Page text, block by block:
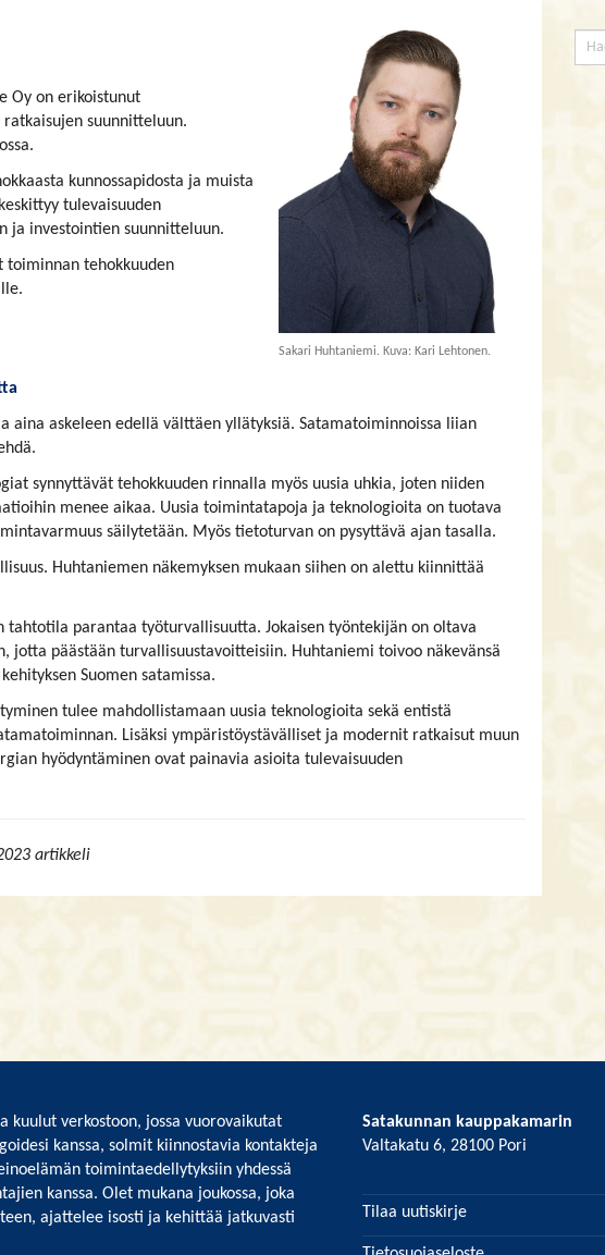
Oy on erikoistunut
suunnitteluun.
kunnossapidosta ja muista
tulevaisuuden
ja investointien suunnitteluun.
toiminnan tehokkuuden
Sakari Huhtaniemi. Kuva: Kari Lehtonen.
aina askeleen edellä välttäen yllätyksiä. Satamatoiminnoissa liian
synnyttävät tehokkuuden rinnalla myös uusia uhkia, joten niiden
menee aikaa. Uusia toimintatapoja ja teknologioita on tuotava
säilytetään. Myös tietoturvan on pysyttävä ajan tasalla.
Huhtaniemen näkemyksen mukaan siihen on alettu kiinnittää
tahtotila parantaa työturvallisuutta. Jokaisen työntekijän on oltava
jotta päästään turvallisuustavoitteisiin. Huhtaniemi toivoo näkevänsä
Suomen satamissa.
tulee mahdollistamaan uusia teknologioita sekä entistä
Lisäksi ympäristöystävälliset ja modernit ratkaisut muun
hyödyntäminen ovat painavia asioita tulevaisuuden
artikkeli
kuulut verkostoon, jossa vuorovaikutat
kanssa, solmit kiinnostavia kontakteja
toimintaedellytyksiin yhdessä
kanssa. Olet mukana joukossa, joka
ajattelee isosti ja kehittää jatkuvasti
Satakunnan kauppakamarin
Valtakatu 6, 28100 Pori
Tilaa uutiskirje